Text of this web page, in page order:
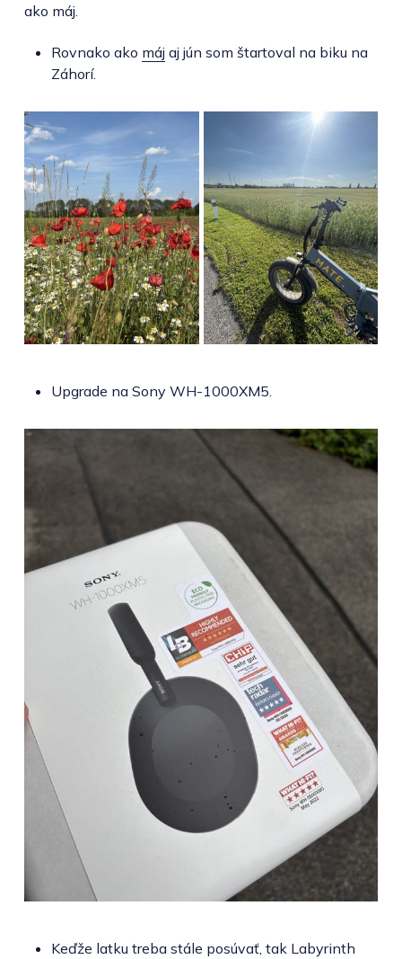
ako máj.
Rovnako ako máj aj jún som štartoval na biku na
Záhorí.
Upgrade na Sony WH-1000XM5.
Keďže latku treba stále posúvať, tak Labyrinth